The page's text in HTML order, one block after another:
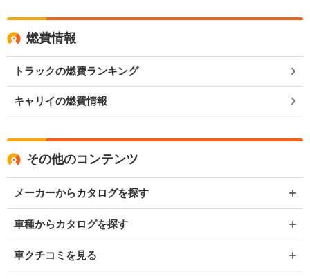
燃費情報
トラックの燃費ランキング
キャリイの燃費情報
その他のコンテンツ
メーカーからカタログを探す
車種からカタログを探す
車クチコミを見る